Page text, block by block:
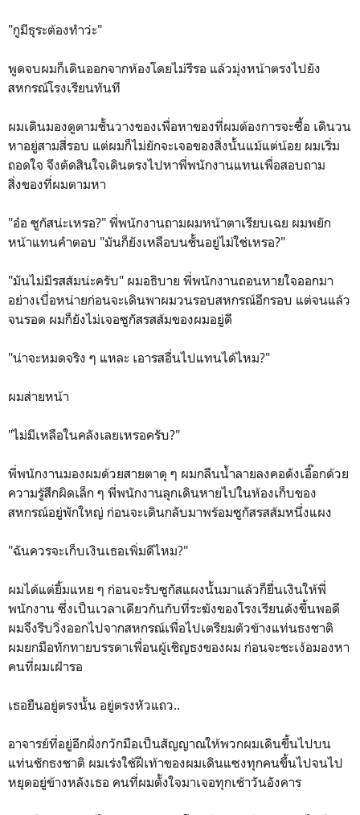
"กูมีธุระต้องทำว่ะ"
พูดจบผมก็เดินออกจากห้องโดยไม่รีรอ แล้วมุ่งหน้าตรงไปยัง
สหกรณ์โรงเรียนทันที
ผมเดินมองดูตามชั้นวางของเพื่อหาของที่ผมต้องการจะซื้อ เดินวน
หาอยู่สามสี่รอบ แต่ผมก็ไม่ยักจะเจอของสิ่งนั้นแม้แต่น้อย ผมเริ่ม
ถอดใจ จึงตัดสินใจเดินตรงไปหาพี่พนักงานแทนเพื่อสอบถาม
สิ่งของที่ผมตามหา
"อ๋อ ซูกัสน่ะเหรอ?" พี่พนักงานถามผมหน้าตาเรียบเฉย ผมพยัก
หน้าแทนคำตอบ "มันก็ยังเหลือบนชั้นอยู่ไม่ใช่เหรอ?"
"มันไม่มีรสส้มน่ะครับ" ผมอธิบาย พี่พนักงานถอนหายใจออกมา
อย่างเบื่อหน่ายก่อนจะเดินพาผมวนรอบสหกรณ์อีกรอบ แต่จนแล้ว
จนรอด ผมก็ยังไม่เจอซูกัสรสส้มของผมอยู่ดี
"น่าจะหมดจริง ๆ แหละ เอารสอื่นไปแทนได้ไหม?"
ผมส่ายหน้า
"ไม่มีเหลือในคลังเลยเหรอครับ?"
พี่พนักงานมองผมด้วยสายตาดุ ๆ ผมกลืนน้ำลายลงคอดังเอื๊อกด้วย
ความรู้สึกผิดเล็ก ๆ พี่พนักงานลุกเดินหายไปในห้องเก็บของ
สหกรณ์อยู่พักใหญ่ ก่อนจะเดินกลับมาพร้อมซูกัสรสส้มหนึ่งแผง
"ฉันควรจะเก็บเงินเธอเพิ่มดีไหม?"
ผมได้แต่ยิ้มแหย ๆ ก่อนจะรับซูกัสแผงนั้นมาแล้วก็ยื่นเงินให้พี่
พนักงาน ซึ่งเป็นเวลาเดียวกันกับที่ระฆังของโรงเรียนดังขึ้นพอดี
ผมจึงรีบวิ่งออกไปจากสหกรณ์เพื่อไปเตรียมตัวข้างแท่นธงชาติ
ผมยกมือทักทายบรรดาเพื่อนผู้เชิญธงของผม ก่อนจะชะเง้อมองหา
คนที่ผมเฝ้ารอ
เธอยืนอยู่ตรงนั้น อยู่ตรงหัวแถว..
อาจารย์ที่อยู่อีกฝั่งกวักมือเป็นสัญญาณให้พวกผมเดินขึ้นไปบน
แท่นชักธงชาติ ผมเร่งใช้ฝีเท้าของผมเดินแซงทุกคนขึ้นไปจนไป
หยุดอยู่ข้างหลังเธอ คนที่ผมตั้งใจมาเจอทุกเช้าวันอังคาร